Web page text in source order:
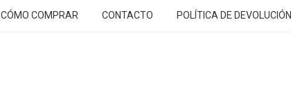
CÓMO COMPRAR CONTACTO POLÍTICA DE DEVOLUCIÓN